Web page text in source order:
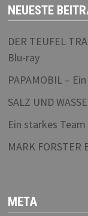
NEUESTE
DER TEUFEL
Blu-ray
PAPAMOBIL –
SALZ UND
Ein starkes
MARK FORSTER
META